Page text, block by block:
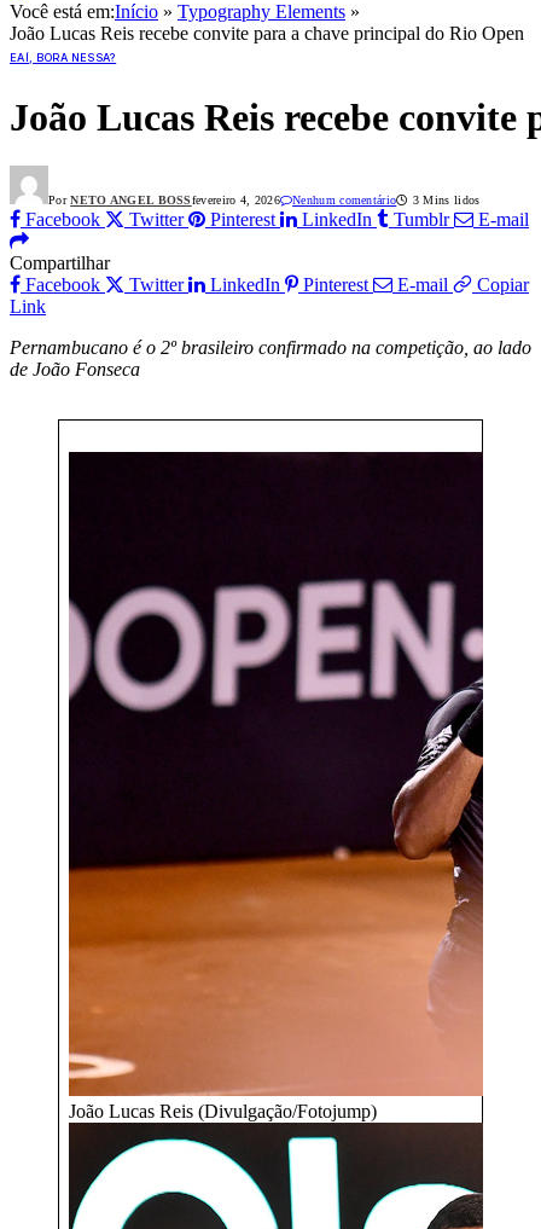
Você está em:Início » Typography Elements »
João Lucas Reis recebe convite para a chave principal do Rio Open
EAÍ, BORA NESSA?
João Lucas Reis recebe
Por NETO ANGEL BOSSfevereiro 4, 2026 Nenhum comentário 3 Mins lidos
Facebook Twitter Pinterest LinkedIn Tumblr E-mail
Compartilhar
Facebook
Twitter LinkedIn Pinterest E-mail
Copiar
Link
Pernambucano é o 2º brasileiro confirmado na competição, ao lado
de João Fonseca
João Lucas Reis (Divulgação/Fotojump)